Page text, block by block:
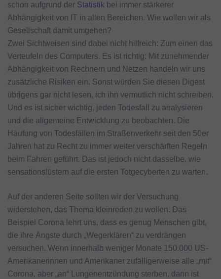
schon aufgrund der Statistik bei immer stärkerer
Abhängigkeit von IT in allen Bereichen. Wie wollen wir als
Gesellschaft damit umgehen?
Zwei Sichtweisen sind dabei nicht hilfreich: Zum einen das
Verteufeln des Computers. Es ist richtig: Mit zunehmender
Abhängigkeit von Rechnern und Netzen handeln wir uns
zusätzliche Risiken ein. Sonst würden Sie diesen Digest
übrigens gar nicht lesen, ich ihn vermutlich nicht schreiben.
Und es ist sicher wichtig, jeden Todesfall zu analysieren
und die allgemeine Entwicklung zu beobachten. Die
Häufung von Todesfällen im Straßenverkehr seit den 50er
Jahren hat zu Recht zu immer weiter verschärften Regeln
beim Fahren geführt. Das ist jedoch nicht dasselbe, wie
sensationslüstern auf die ersten Totgecyberten zu warten.
Auf der anderen Seite sollten wir der Versuchung
widerstehen, das Thema kleinreden zu wollen. Das
Beispiel Corona lehrt uns, dass es genug Menschen gibt,
die ihre Ängste durch „Wegerklären“ zu verdrängen
versuchen. Wenn innerhalb weniger Monate 150.000 US-
Amerikanerinnen und Amerikaner zufälligerweise alle „mit“
Corona, aber „an“ Lungenentzündung sterben, dann ist